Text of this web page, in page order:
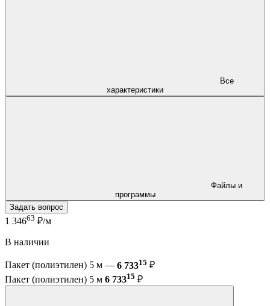
характеристики
программы
Задать вопрос
1 34663 ₽/м
В наличии
Пакет (полиэтилен) 5 м — 6 73315 ₽
Пакет (полиэтилен) 5 м 6 73315 ₽